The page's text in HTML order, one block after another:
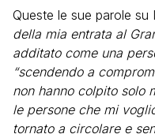
Queste le sue parole su
della mia entrata al
additato come una
“scendendo a
non hanno colpito solo
le persone che mi
tornato a circolare e